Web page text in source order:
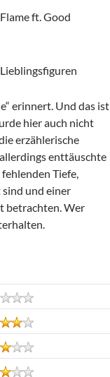
ft. Good
erinnert. Und das ist
hier auch nicht
erzählerische
enttäuschte
Tiefe,
und einer
betrachten. Wer